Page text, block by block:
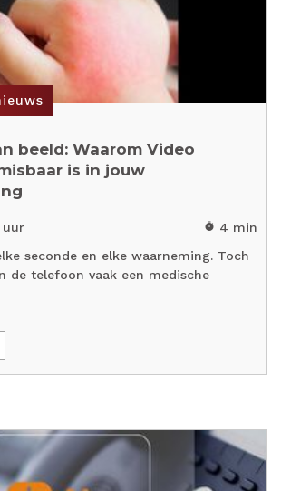
beeld: Waarom Video
is in jouw
uur timer 4 min
seconde en elke waarneming. Toch
de telefoon vaak een medische